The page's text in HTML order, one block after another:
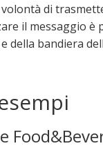
volontà di
il messaggio è
della bandiera